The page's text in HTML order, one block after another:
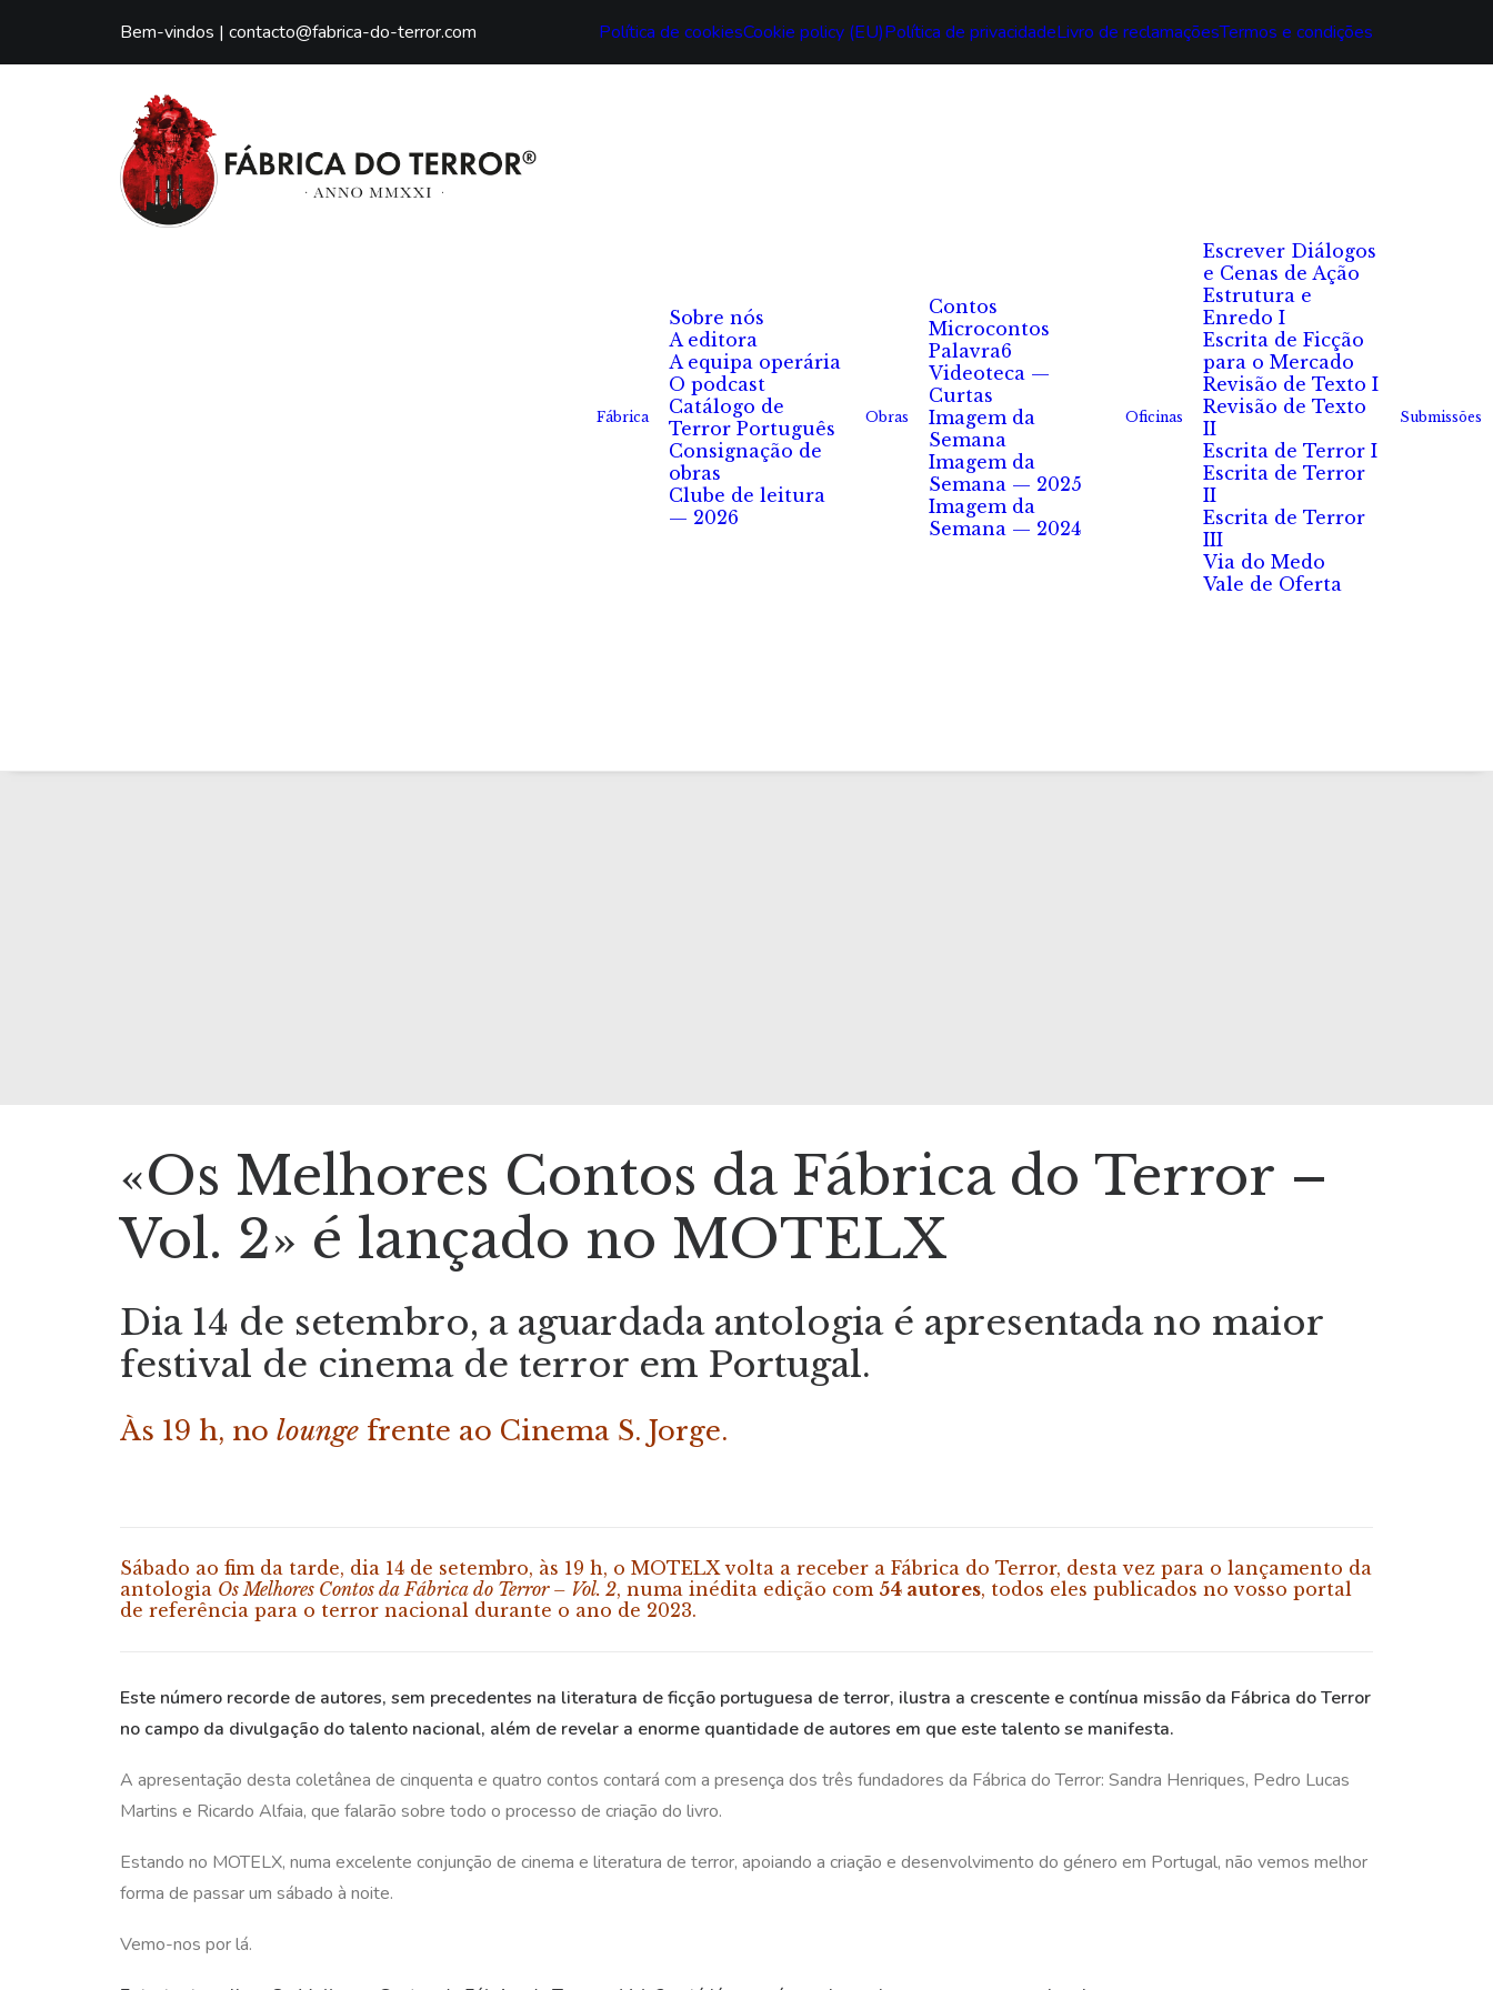
Bem-vindos | contacto@fabrica-do-terror.com Política de cookiesCookie policy (EU)Política de privacidadeLivro de reclamaçõesTermos e condições
Fábrica
Sobre nós
A editora
A equipa operária
O podcast
Catálogo de
Terror Português
Consignação de
obras
Clube de leitura
— 2026
Obras
Contos
Microcontos
Palavra6
Videoteca —
Curtas
Imagem da
Semana
Imagem da
Semana — 2025
Imagem da
Semana — 2024
Oficinas
Escrever Diálogos
e Cenas de Ação
Estrutura e
Enredo I
Escrita de Ficção
para o Mercado
Revisão de Texto I
Revisão de Texto
II
Escrita de Terror I
Escrita de Terror
II
Escrita de Terror
III
Via do Medo
Vale de Oferta
Submissões
«Os Melhores Contos da Fábrica do Terror –
Vol. 2» é lançado no MOTELX
Dia 14 de setembro, a aguardada antologia é apresentada no maior
festival de cinema de terror em Portugal.
Às 19 h, no lounge frente ao Cinema S. Jorge.
Sábado ao fim da tarde, dia 14 de setembro, às 19 h, o MOTELX volta a receber a Fábrica do Terror, desta vez para o lançamento da
antologia Os Melhores Contos da Fábrica do Terror – Vol. 2, numa inédita edição com 54 autores, todos eles publicados no vosso portal
de referência para o terror nacional durante o ano de 2023.
Este número recorde de autores, sem precedentes na literatura de ficção portuguesa de terror, ilustra a crescente e contínua missão da Fábrica do Terror
no campo da divulgação do talento nacional, além de revelar a enorme quantidade de autores em que este talento se manifesta.
A apresentação desta coletânea de cinquenta e quatro contos contará com a presença dos três fundadores da Fábrica do Terror: Sandra Henriques, Pedro Lucas
Martins e Ricardo Alfaia, que falarão sobre todo o processo de criação do livro.
Estando no MOTELX, numa excelente conjunção de cinema e literatura de terror, apoiando a criação e desenvolvimento do género em Portugal, não vemos melhor
forma de passar um sábado à noite.
Vemo-nos por lá.